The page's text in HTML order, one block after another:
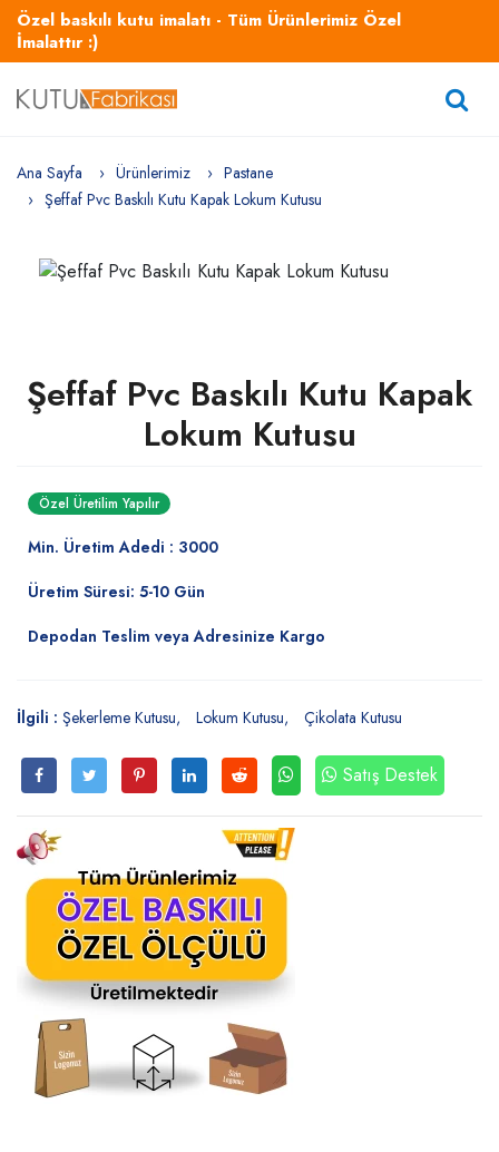
Özel baskılı kutu imalatı - Tüm Ürünlerimiz Özel
İmalattır :)
Ana Sayfa Ürünlerimiz
Pastane
Şeffaf Pvc Baskılı Kutu Kapak Lokum Kutusu
Şeffaf Pvc Baskılı Kutu Kapak
Lokum Kutusu
Özel Üretilim Yapılır
Min. Üretim Adedi : 3000
Üretim Süresi: 5-10 Gün
Depodan Teslim veya Adresinize Kargo
İlgili : Şekerleme Kutusu Lokum Kutusu Çikolata Kutusu
Satış Destek